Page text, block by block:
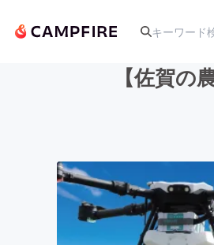
アート・写
テクノロジ
【佐賀